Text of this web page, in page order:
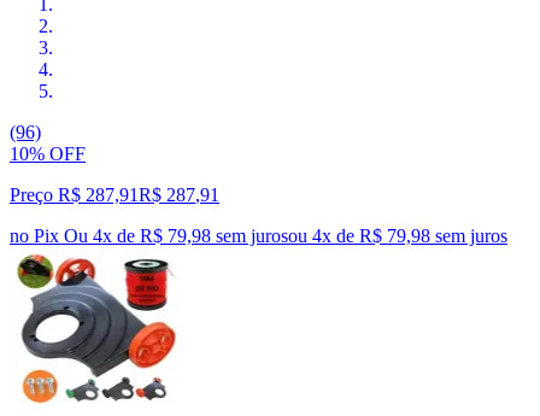
(96)
10% OFF
Preço R$ 287,91R$ 287,91
no Pix Ou 4x de R$ 79,98 sem jurosou 4x de R$ 79,98 sem juros